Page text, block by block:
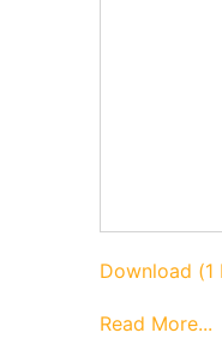
Download (1
Read More...